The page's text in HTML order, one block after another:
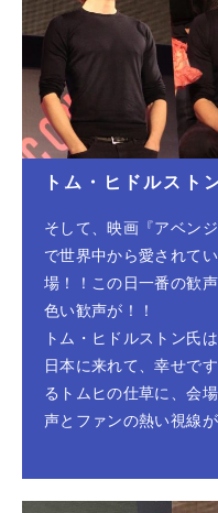
トム・ヒドルスト
そして、映画『アベン
で世界中から愛されて
場！！この日一番の歓
色い歓声が！！
トム・ヒドルストン氏
日本に来れて、幸せで
るトムヒの仕草に、会
声とファンの熱い視線